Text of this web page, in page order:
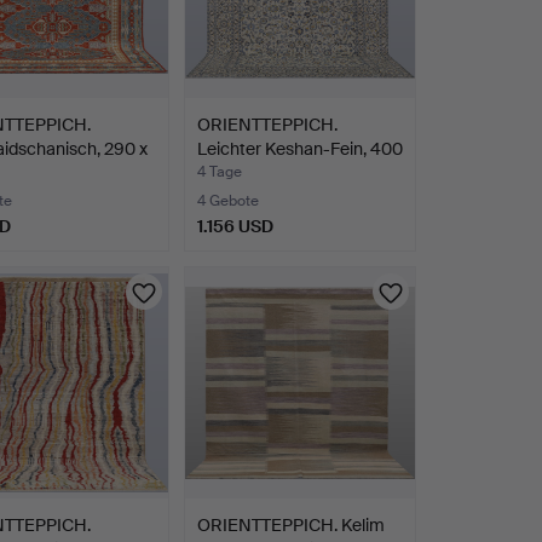
290 x
ORIENTTEPPICH.
Leichter Keshan-Fein, 400
x…
4 Tage
4 Gebote
1.156 USD
ORIENTTEPPICH. Kelim